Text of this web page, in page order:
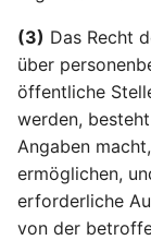
(3) Das Recht
über
öffentliche
werden,
Angaben
ermöglichen,
erforderliche
von der